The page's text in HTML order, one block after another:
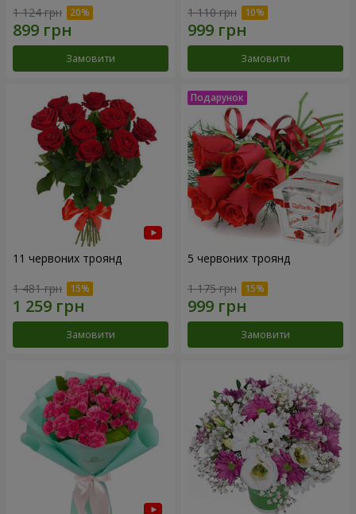
1 124 грн
Замовити
1 110 грн
Замовити
11 червоних троянд
1 481 грн
Замовити
5 червоних троянд
1 175 грн
Замовити